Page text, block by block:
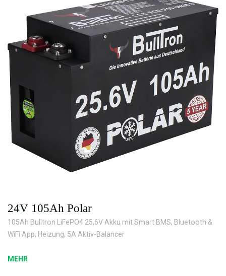
24V 105Ah Polar
105Ah Bulltron LiFePO4 25,6V Akku mit Smart BMS, Bluetooth &
WiFi App, Heizung, 5A Aktiv-Balancer
MEHR